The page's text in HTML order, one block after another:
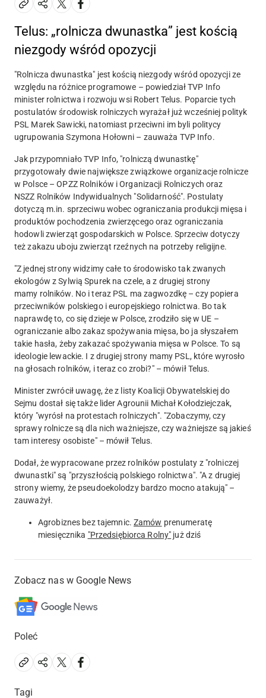
Telus: „rolnicza dwunastka” jest kością
niezgody wśród opozycji
"Rolnicza dwunastka" jest kością niezgody wśród opozycji ze
względu na różnice programowe – powiedział TVP Info
minister rolnictwa i rozwoju wsi Robert Telus. Poparcie tych
postulatów środowisk rolniczych wyrażał już wcześniej polityk
PSL Marek Sawicki, natomiast przeciwni im byli politycy
ugrupowania Szymona Hołowni – zauważa TVP Info.
Jak przypomniało TVP Info, "rolniczą dwunastkę"
przygotowały dwie największe związkowe organizacje rolnicze
w Polsce– OPZZ Rolników i Organizacji Rolniczych oraz
NSZZ Rolników Indywidualnych "Solidarność". Postulaty
dotyczą m.in. sprzeciwu wobec ograniczania produkcji mięsa i
produktów pochodzenia zwierzęcego oraz ograniczania
hodowli zwierząt gospodarskich w Polsce. Sprzeciw dotyczy
też zakazu uboju zwierząt rzeźnych na potrzeby religijne.
"Z jednej strony widzimy całe to środowisko tak zwanych
ekologów z Sylwią Spurek na czele, a z drugiej strony
mamy rolników. No i teraz PSL ma zagwozdkę – czy popiera
przeciwników polskiego i europejskiego rolnictwa. Bo tak
naprawdę to, co się dzieje w Polsce, zrodziło się w UE –
ograniczanie albo zakaz spożywania mięsa, bo ja słyszałem
takie hasła, żeby zakazać spożywania mięsa w Polsce. To są
ideologie lewackie. I z drugiej strony mamy PSL, które wyrosło
na głosach rolników, i teraz co zrobi?" – mówił Telus.
Minister zwrócił uwagę, żez listy Koalicji Obywatelskiej do
Sejmu dostał się także lider Agrounii Michał Kołodziejczak,
który "wyrósł na protestach rolniczych". "Zobaczymy, czy
sprawy rolnicze są dla nich ważniejsze, czy ważniejsze są jakieś
tam interesy osobiste" – mówił Telus.
Dodał, że wypracowane przez rolników postulaty z "rolniczej
dwunastki" są "przyszłością polskiego rolnictwa". "A z drugiej
strony wiemy, że pseudoekolodzy bardzo mocno atakują" –
zauważył.
Agrobiznes bez tajemnic. Zamów prenumeratę
miesięcznika "Przedsiębiorca Rolny" już dziś
Zobacz nas w Google News
Poleć
Tagi